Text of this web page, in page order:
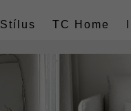
Stílus TC Home